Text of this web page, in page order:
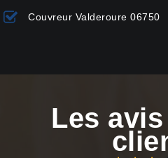
Couvreur Valderoure 06750
Les